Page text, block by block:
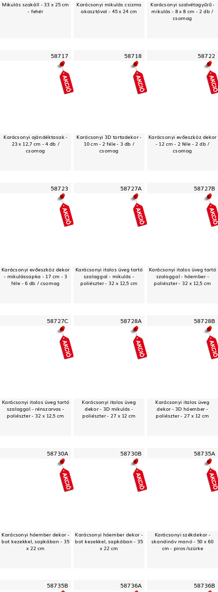
Mikulás szakáll - 33 x 25 cm
- fehér
Karácsonyi mikulás csizma
akasztóval - 45 x 24 cm
Karácsonyi szalvétagyűrű -
mikulás - 8 x 8 cm - 2 db /
csomag
58717
Karácsonyi ajándéktasak -
23 x 12,7 cm - 4 db /
csomag
58718
Karácsonyi 3D tortadekor -
10 cm - 2 féle - 3 db /
csomag
58722
Karácsonyi evőeszköz dekor
- 12 cm - 2 féle - 2 db /
csomag
58723
Karácsonyi evőeszköz dekor
- mikulássapka - 17 cm - 3
féle - 6 db / csomag
58727A
Karácsonyi italos üveg tartó
szalaggal - mikulás -
poliészter - 32 x 12,5 cm
58727B
Karácsonyi italos üveg tartó
szalaggal - hóember -
poliészter - 32 x 12,5 cm
58727C
Karácsonyi italos üveg tartó
szalaggal - rénszarvas -
poliészter - 32 x 12,5 cm
58728A
Karácsonyi italos üveg
dekor - 3D mikulás -
poliészter - 27 x 12 cm
58728B
Karácsonyi italos üveg
dekor - 3D hóember -
poliészter - 27 x 12 cm
58730A
Karácsonyi hóember dekor -
bot kezekkel, sapkában - 35
x 22 cm
58730B
Karácsonyi hóember dekor -
bot kezekkel, sapkában - 35
x 22 cm
58735A
Karácsonyi székdekor -
skandináv manó - 50 x 60
cm - piros/szürke
58735B 58736A 58736B